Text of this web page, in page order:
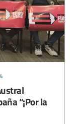
“¡Por la